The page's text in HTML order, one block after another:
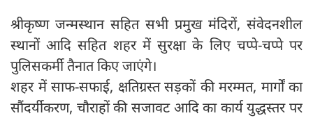
श्रीकृष्ण जन्मस्थान सहित सभी प्रमुख मंदिरों, संवेदनशील
स्थानों आदि सहित शहर में सुरक्षा के लिए चप्पे-चप्पे पर
पुलिसकर्मी तैनात किए जाएंगे।
शहर में साफ-सफाई, क्षतिग्रस्त सड़कों की मरम्मत, मार्गों का
सौंदर्यीकरण, चौराहों की सजावट आदि का कार्य युद्धस्तर पर